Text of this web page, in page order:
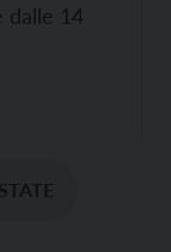
dalle 14